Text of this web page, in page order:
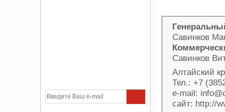
Савинков
Савинков
Алтайский
Тел.: +7
e-mail:
сайт: http://